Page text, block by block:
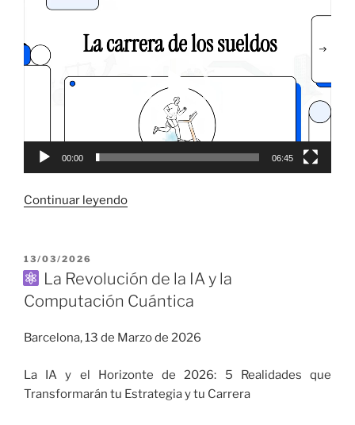
Reproductor
vídeo
00:00 06:45
Continuar leyendo«Los
del
año
:
Incómodas»
PUBLICADO
EL
13/03/2026
La Revolución de la IA y la
Computación Cuántica
Barcelona, 13 de Marzo de 2026
La IA y el Horizonte de 2026: 5 Realidades que
Transformarán tu Estrategia y tu Carrera